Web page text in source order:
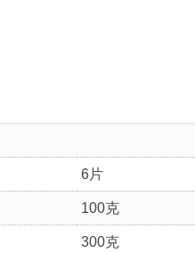
6片
100克
300克